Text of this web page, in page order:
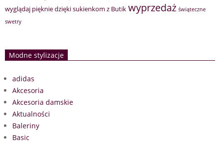
wyglądaj pięknie dzięki sukienkom z Butik wyprzedaż świąteczne
swetry
Modne stylizacje
adidas
Akcesoria
Akcesoria damskie
Aktualności
Baleriny
Basic